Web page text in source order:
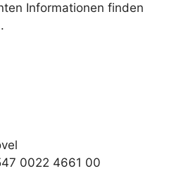
Informationen finden
.
0022 4661 00